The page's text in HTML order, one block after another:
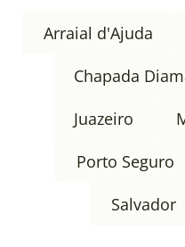
Arraial d'Ajuda
Chapada
Juazeiro
Porto Seguro
Salvador